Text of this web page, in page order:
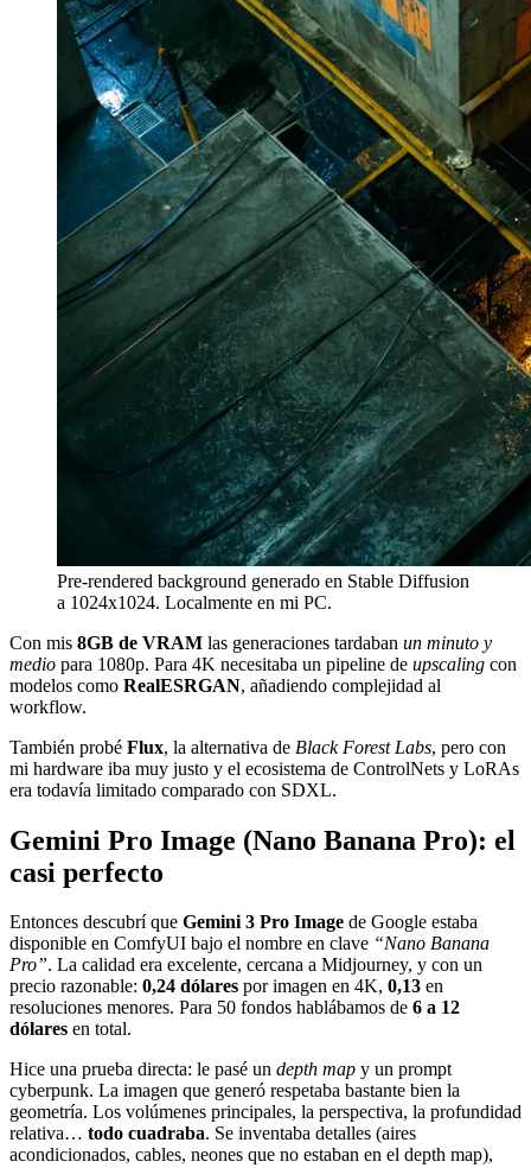
Pre-rendered background generado en Stable Diffusion
a 1024x1024. Localmente en mi PC.
Con mis 8GB de VRAM las generaciones tardaban un minuto y
medio para 1080p. Para 4K necesitaba un pipeline de upscaling con
modelos como RealESRGAN, añadiendo complejidad al
workflow.
También probé Flux, la alternativa de Black Forest Labs, pero con
mi hardware iba muy justo y el ecosistema de ControlNets y LoRAs
era todavía limitado comparado con SDXL.
Gemini Pro Image (Nano Banana Pro): el
casi perfecto
Entonces descubrí que Gemini 3 Pro Image de Google estaba
disponible en ComfyUI bajo el nombre en clave “Nano Banana
Pro”. La calidad era excelente, cercana a Midjourney, y con un
precio razonable: 0,24 dólares por imagen en 4K, 0,13 en
resoluciones menores. Para 50 fondos hablábamos de 6 a 12
dólares en total.
Hice una prueba directa: le pasé un depth map y un prompt
cyberpunk. La imagen que generó respetaba bastante bien la
geometría. Los volúmenes principales, la perspectiva, la profundidad
relativa… todo cuadraba. Se inventaba detalles (aires
acondicionados, cables, neones que no estaban en el depth map),